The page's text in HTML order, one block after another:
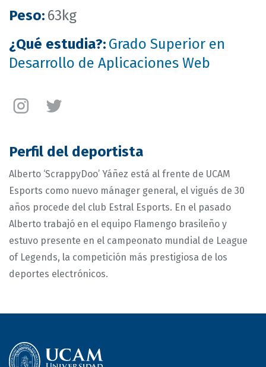
Peso: 63kg
¿Qué estudia?: Grado Superior en
Desarrollo de Aplicaciones Web
Instagram
CruzCruz
Perfil del deportista
Alberto ‘ScrappyDoo’ Yáñez está al frente de UCAM
Esports como nuevo mánager general, el vigués de 30
años procede del club Estral Esports. En el pasado
Alberto trabajó en el equipo Flamengo brasileño y
estuvo presente en el campeonato mundial de League
of Legends, la competición más prestigiosa de los
deportes electrónicos.